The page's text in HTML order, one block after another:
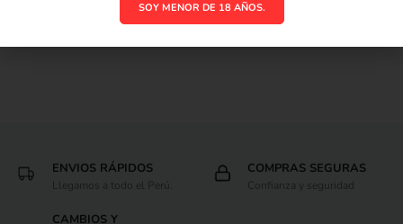
ENVIOS RÁPIDOS
Llegamos a todo el Perú.
COMPRAS SEGURAS
Confianza y seguridad
CAMBIOS Y
SOY MENOR DE 18 AÑOS.